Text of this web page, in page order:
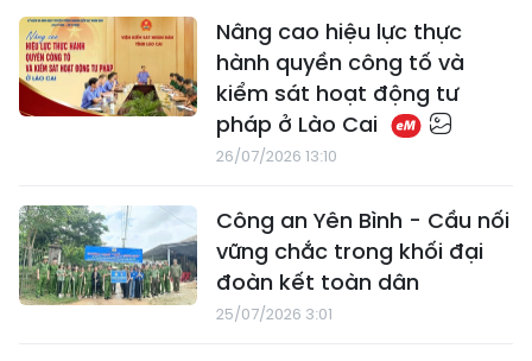
Nâng cao hiệu lực thực
hành quyền công tố và
kiểm sát hoạt động tư
pháp ở Lào Cai
26/07/2026 13:10
Công an Yên Bình - Cầu nối
vững chắc trong khối đại
đoàn kết toàn dân
25/07/2026 3:01